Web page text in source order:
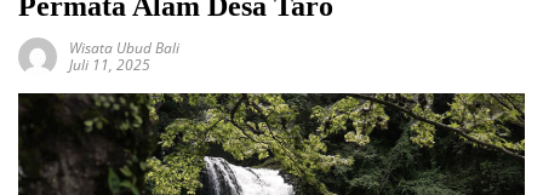
Wisata Ubud Bali
Juli 11, 2025